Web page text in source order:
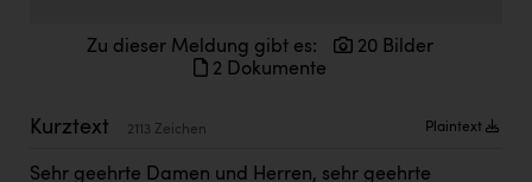
Zu dieser Meldung gibt es:
20 Bilder
2 Dokumente
Kurztext 2113 Zeichen Plaintext
Sehr geehrte Damen und Herren, sehr geehrte